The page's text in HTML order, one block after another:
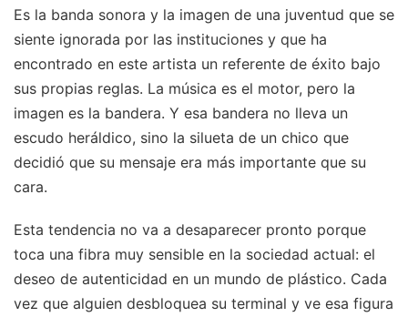
Es la banda sonora y la imagen de una juventud que se
siente ignorada por las instituciones y que ha
encontrado en este artista un referente de éxito bajo
sus propias reglas. La música es el motor, pero la
imagen es la bandera. Y esa bandera no lleva un
escudo heráldico, sino la silueta de un chico que
decidió que su mensaje era más importante que su
cara.
Esta tendencia no va a desaparecer pronto porque
toca una fibra muy sensible en la sociedad actual: el
deseo de autenticidad en un mundo de plástico. Cada
vez que alguien desbloquea su terminal y ve esa figura